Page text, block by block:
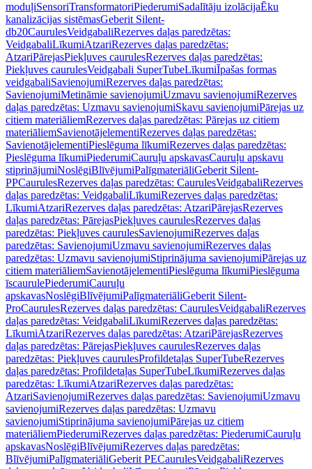
moduļiSensoriTransformatoriPiederumiSadalītāju izolācijaĒku
kanalizācijas sistēmasGeberit Silent-
db20CaurulesVeidgabaliRezerves daļas paredzētas:
VeidgabaliLīkumiAtzariRezerves daļas paredzētas:
AtzariPārejasPiekļuves caurulesRezerves daļas paredzētas:
Piekļuves caurulesVeidgabali SuperTubeLīkumiĪpašas formas
veidgabaliSavienojumiRezerves daļas paredzētas:
SavienojumiMetināmie savienojumiUzmavu savienojumiRezerves
daļas paredzētas: Uzmavu savienojumiSkavu savienojumiPārejas uz
citiem materiāliemRezerves daļas paredzētas: Pārejas uz citiem
materiāliemSavienotājelementiRezerves daļas paredzētas:
SavienotājelementiPieslēguma līkumiRezerves daļas paredzētas:
Pieslēguma līkumiPiederumiCauruļu apskavasCauruļu apskavu
stiprinājumiNoslēgiBlīvējumiPalīgmateriāliGeberit Silent-
PPCaurulesRezerves daļas paredzētas: CaurulesVeidgabaliRezerves
daļas paredzētas: VeidgabaliLīkumiRezerves daļas paredzētas:
LīkumiAtzariRezerves daļas paredzētas: AtzariPārejasRezerves
daļas paredzētas: PārejasPiekļuves caurulesRezerves daļas
paredzētas: Piekļuves caurulesSavienojumiRezerves daļas
paredzētas: SavienojumiUzmavu savienojumiRezerves daļas
paredzētas: Uzmavu savienojumiStiprinājuma savienojumiPārejas uz
citiem materiāliemSavienotājelementiPieslēguma līkumiPieslēguma
īscaurulePiederumiCauruļu
apskavasNoslēgiBlīvējumiPalīgmateriāliGeberit Silent-
ProCaurulesRezerves daļas paredzētas: CaurulesVeidgabaliRezerves
daļas paredzētas: VeidgabaliLīkumiRezerves daļas paredzētas:
LīkumiAtzariRezerves daļas paredzētas: AtzariPārejasRezerves
daļas paredzētas: PārejasPiekļuves caurulesRezerves daļas
paredzētas: Piekļuves caurulesProfildetaļas SuperTubeRezerves
daļas paredzētas: Profildetaļas SuperTubeLīkumiRezerves daļas
paredzētas: LīkumiAtzariRezerves daļas paredzētas:
AtzariSavienojumiRezerves daļas paredzētas: SavienojumiUzmavu
savienojumiRezerves daļas paredzētas: Uzmavu
savienojumiStiprinājuma savienojumiPārejas uz citiem
materiāliemPiederumiRezerves daļas paredzētas: PiederumiCauruļu
apskavasNoslēgiBlīvējumiRezerves daļas paredzētas:
BlīvējumiPalīgmateriāliGeberit PECaurulesVeidgabaliRezerves